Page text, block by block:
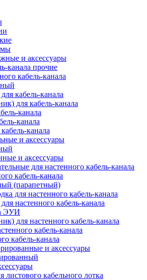
и аксессуары
канала прочие
кабель-канала
кабель-канала
для кабель-канала
канала
канала
канала
и аксессуары
и аксессуары
для настенного кабель-канала
кабель-канала
(парапетный)
для настенного кабель-канала
настенного кабель-канала
ЭУИ
для настенного кабель-канала
кабель-канала
кабель-канала
и аксессуары
листового кабельного лотка